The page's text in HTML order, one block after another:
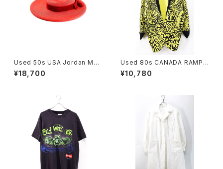
Used 50s USA Jordan Mar
sh BOSTON Red Velor Rib
bon Design Straw Hat Size
¥18,700
Used 80s CANADA RAMPA
GE Yellow×Black Pique Mi
ddle Design Jacket Size S
¥10,780